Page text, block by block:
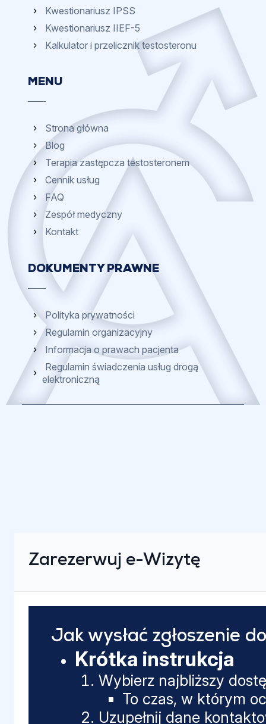
Kwestionariusz IPSS
Kwestionariusz IIEF-5
Kalkulator i przelicznik testosteronu
MENU
Strona główna
Blog
Terapia zastępcza testosteronem
Cennik usług
FAQ
Zespół medyczny
Kontakt
DOKUMENTY PRAWNE
Polityka prywatności
Regulamin organizacyjny
Informacja o prawach pacjenta
Regulamin świadczenia usług drogą
elektroniczną
Zarezerwuj e-Wizytę
Jak wysłać zgłoszenie
Krótka instrukcja
Wybierz najbliższy
To czas, w którym
Uzupełnij dane